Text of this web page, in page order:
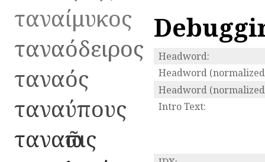
ταναίμυκος
ταναόδειρος
ταναός
ταναύπους
ταναῶπις
Headword:
Headword
Headword
Intro Text: